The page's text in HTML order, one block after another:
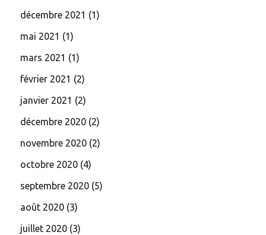
décembre 2021 (1)
mai 2021 (1)
mars 2021 (1)
février 2021 (2)
janvier 2021 (2)
décembre 2020 (2)
novembre 2020 (2)
octobre 2020 (4)
septembre 2020 (5)
août 2020 (3)
juillet 2020 (3)